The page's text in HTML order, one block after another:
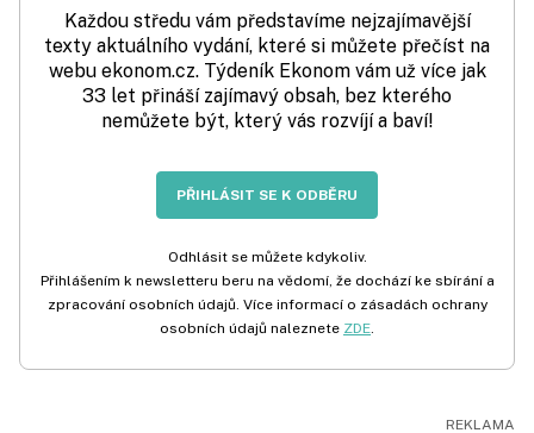
Každou středu vám představíme nejzajímavější
texty aktuálního vydání, které si můžete přečíst na
webu ekonom.cz. Týdeník Ekonom vám už více jak
33 let přináší zajímavý obsah, bez kterého
nemůžete být, který vás rozvíjí a baví!
PŘIHLÁSIT SE K ODBĚRU
Odhlásit se můžete kdykoliv.
Přihlášením k newsletteru beru na vědomí, že dochází ke sbírání a
zpracování osobních údajů. Více informací o zásadách ochrany
osobních údajů naleznete ZDE.